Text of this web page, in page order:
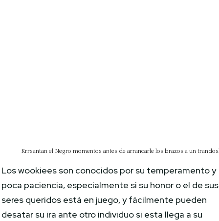
Krrsantan el Negro momentos antes de arrancarle los brazos a un
Los wookiees son conocidos por su temperamento y
poca paciencia, especialmente si su honor o el de sus
seres queridos está en juego, y fácilmente pueden
desatar su ira ante otro individuo si esta llega a su